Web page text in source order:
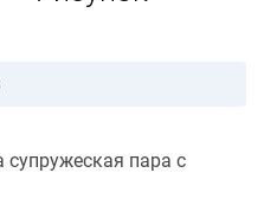
супружеская пара с